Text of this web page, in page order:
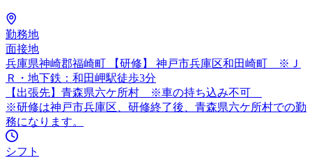
勤務地
面接地
兵庫県神崎郡福崎町 【研修】 神戸市兵庫区和田崎町 ※Ｊ
Ｒ・地下鉄：和田岬駅徒歩3分
【出張先】青森県六ケ所村 ※車の持ち込み不可
※研修は神戸市兵庫区、研修終了後、青森県六ケ所村での勤
務になります。
シフト